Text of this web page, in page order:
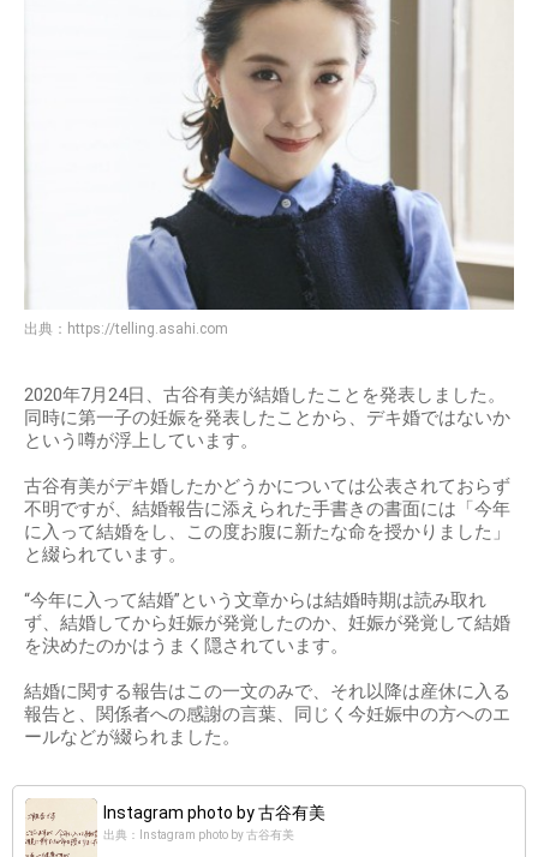
出典： https://telling.asahi.com
2020年7月24日、古谷有美が結婚したことを発表しました。
同時に第一子の妊娠を発表したことから、デキ婚ではないか
という噂が浮上しています。
古谷有美がデキ婚したかどうかについては公表されておらず
不明ですが、結婚報告に添えられた手書きの書面には「今年
に入って結婚をし、この度お腹に新たな命を授かりました」
と綴られています。
“今年に入って結婚”という文章からは結婚時期は読み取れ
ず、結婚してから妊娠が発覚したのか、妊娠が発覚して結婚
を決めたのかはうまく隠されています。
結婚に関する報告はこの一文のみで、それ以降は産休に入る
報告と、関係者への感謝の言葉、同じく今妊娠中の方へのエ
ールなどが綴られました。
Instagram photo by 古谷有美
出典：Instagram photo by 古谷有美